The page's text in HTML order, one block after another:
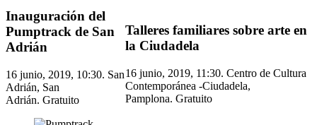
Inauguración del
Pumptrack de San
Adrián
16 junio, 2019, 10:30. San
Adrián, San
Adrián. Gratuito
Talleres familiares sobre arte en
la Ciudadela
16 junio, 2019, 11:30. Centro de Cultura
Contemporánea -Ciudadela,
Pamplona. Gratuito